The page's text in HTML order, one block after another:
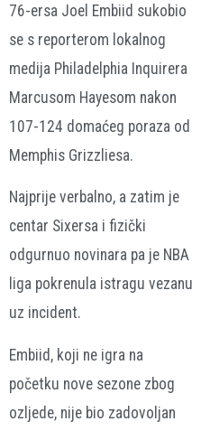
76-ersa Joel Embiid sukobio
se s reporterom lokalnog
medija Philadelphia Inquirera
Marcusom Hayesom nakon
107-124 domaćeg poraza od
Memphis Grizzliesa.
Najprije verbalno, a zatim je
centar Sixersa i fizički
odgurnuo novinara pa je NBA
liga pokrenula istragu vezanu
uz incident.
Embiid, koji ne igra na
početku nove sezone zbog
ozljede, nije bio zadovoljan